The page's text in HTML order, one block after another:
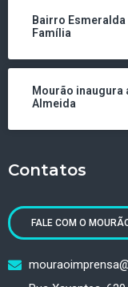
Bairro
Família
Mourão inaugura
Almeida
Contatos
FALE COM O